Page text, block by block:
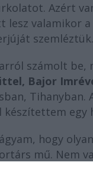
Azért
lesz valamikor
szemléztük.
számolt be,
Bajor
Tihanyban.
egy
hogy
mű. Nem